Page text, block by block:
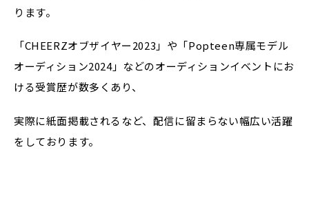
ります。
「CHEERZオブザイヤー2023」や「Popteen専属モデル
オーディション2024」などのオーディションイベントにお
ける受賞歴が数多くあり、
実際に紙面掲載されるなど、配信に留まらない幅広い活躍
をしております。